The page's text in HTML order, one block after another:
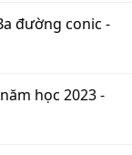
đường conic -
học 2023 -